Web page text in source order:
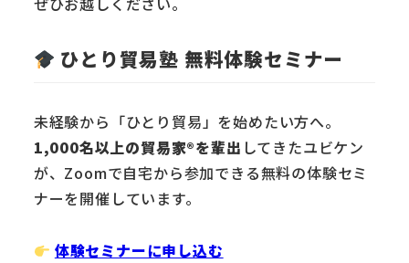
ひとり貿易塾 無料体験セミナー
未経験から「ひとり貿易」を始めたい方へ。
1,000名以上の貿易家®を輩出 してきたユビケン
が、Zoomで自宅から参加できる無料の体験セミ
ナーを開催しています。
体験セミナーに申し込む